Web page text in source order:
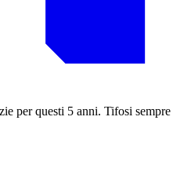
per questi 5 anni. Tifosi sempre